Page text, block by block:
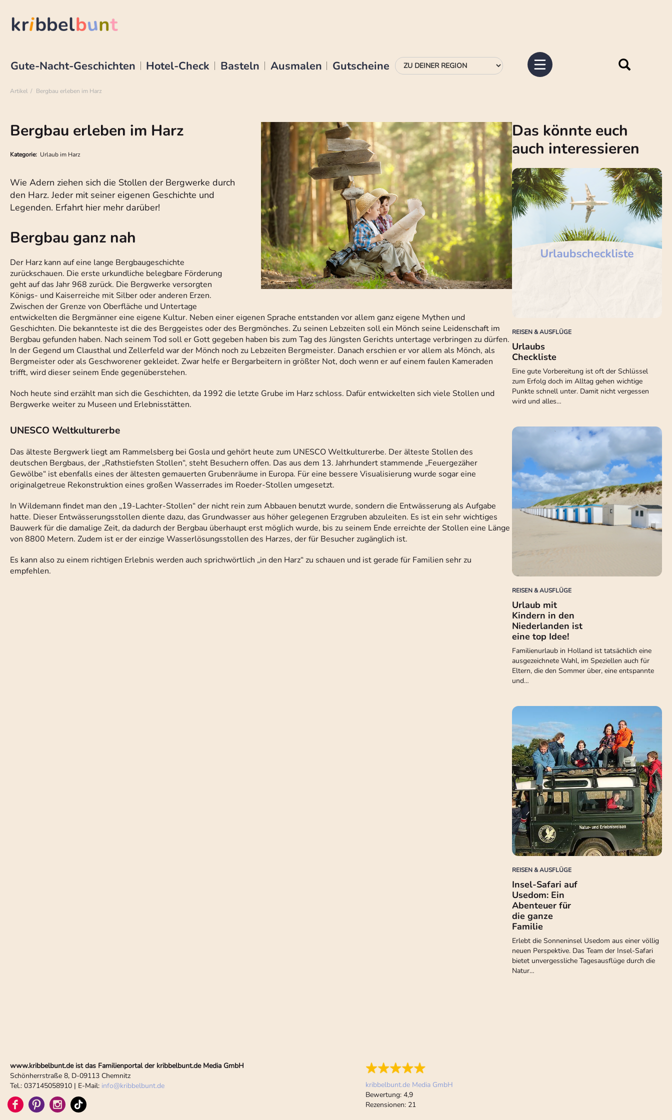
Gute-Nacht-Geschichten Hotel-Check Basteln Ausmalen Gutscheine
Artikel Bergbau erleben im Harz
Bergbau erleben im Harz
Kategorie: Urlaub im Harz
Wie Adern ziehen sich die Stollen der Bergwerke durch
den Harz. Jeder mit seiner eigenen Geschichte und
Legenden. Erfahrt hier mehr darüber!
Bergbau ganz nah
Der Harz kann auf eine lange Bergbaugeschichte
zurückschauen. Die erste urkundliche belegbare Förderung
geht auf das Jahr 968 zurück. Die Bergwerke versorgten
Königs- und Kaiserreiche mit Silber oder anderen Erzen.
Zwischen der Grenze von Oberfläche und Untertage
entwickelten die Bergmänner eine eigene Kultur. Neben einer eigenen Sprache entstanden vor allem ganz eigene Mythen und
Geschichten. Die bekannteste ist die des Berggeistes oder des Bergmönches. Zu seinen Lebzeiten soll ein Mönch seine Leidenschaft im
Bergbau gefunden haben. Nach seinem Tod soll er Gott gegeben haben bis zum Tag des Jüngsten Gerichts untertage verbringen zu dürfen.
In der Gegend um Clausthal und Zellerfeld war der Mönch noch zu Lebzeiten Bergmeister. Danach erschien er vor allem als Mönch, als
Bergmeister oder als Geschworener gekleidet. Zwar helfe er Bergarbeitern in größter Not, doch wenn er auf einem faulen Kameraden
trifft, wird dieser seinem Ende gegenüberstehen.
Noch heute sind erzählt man sich die Geschichten, da 1992 die letzte Grube im Harz schloss. Dafür entwickelten sich viele Stollen und
Bergwerke weiter zu Museen und Erlebnisstätten.
UNESCO Weltkulturerbe
Das älteste Bergwerk liegt am Rammelsberg bei Gosla und gehört heute zum UNESCO Weltkulturerbe. Der älteste Stollen des
deutschen Bergbaus, der „Rathstiefsten Stollen“, steht Besuchern offen. Das aus dem 13. Jahrhundert stammende „Feuergezäher
Gewölbe“ ist ebenfalls eines der ältesten gemauerten Grubenräume in Europa. Für eine bessere Visualisierung wurde sogar eine
originalgetreue Rekonstruktion eines großen Wasserrades im Roeder-Stollen umgesetzt.
In Wildemann findet man den „19-Lachter-Stollen“ der nicht rein zum Abbauen benutzt wurde, sondern die Entwässerung als Aufgabe
hatte. Dieser Entwässerungsstollen diente dazu, das Grundwasser aus höher gelegenen Erzgruben abzuleiten. Es ist ein sehr wichtiges
Bauwerk für die damalige Zeit, da dadurch der Bergbau überhaupt erst möglich wurde, bis zu seinem Ende erreichte der Stollen eine Länge
von 8800 Metern. Zudem ist er der einzige Wasserlösungsstollen des Harzes, der für Besucher zugänglich ist.
Es kann also zu einem richtigen Erlebnis werden auch sprichwörtlich „in den Harz“ zu schauen und ist gerade für Familien sehr zu
empfehlen.
Das könnte euch
auch interessieren
REISEN & AUSFLÜGE
Urlaubs
Checkliste
Eine gute Vorbereitung ist oft der Schlüssel
zum Erfolg doch im Alltag gehen wichtige
Punkte schnell unter. Damit nicht vergessen
wird und alles…
REISEN & AUSFLÜGE
Urlaub mit
Kindern in den
Niederlanden ist
eine top Idee!
Familienurlaub in Holland ist tatsächlich eine
ausgezeichnete Wahl, im Speziellen auch für
Eltern, die den Sommer über, eine entspannte
und…
REISEN & AUSFLÜGE
Insel-Safari auf
Usedom: Ein
Abenteuer für
die ganze
Familie
Erlebt die Sonneninsel Usedom aus einer völlig
neuen Perspektive. Das Team der Insel-Safari
bietet unvergessliche Tagesausflüge durch die
Natur…
www.kribbelbunt.de ist das Familienportal der kribbelbunt.de Media GmbH
Schönherrstraße 8, D-09113 Chemnitz
Tel.: 037145058910 | E-Mail: info@kribbelbunt.de
kribbelbunt.de Media GmbH
Bewertung: 4,9
Rezensionen: 21